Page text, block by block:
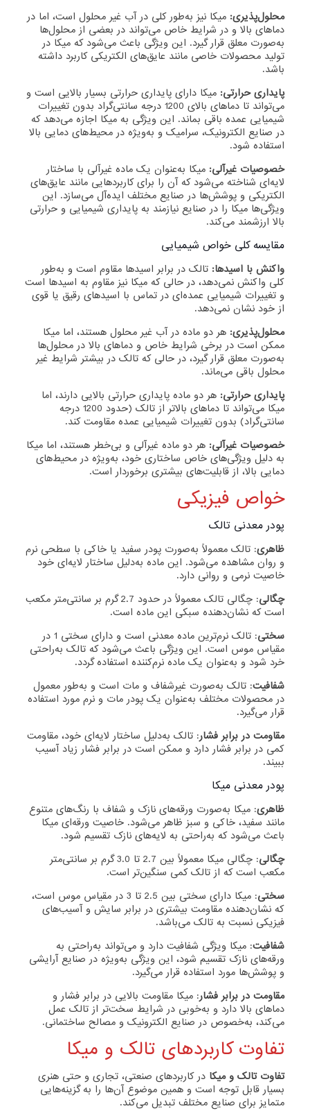
محلول‌پذیری: میکا نیز به‌طور کلی در آب غیر محلول است، اما در
دماهای بالا و در شرایط خاص می‌تواند در بعضی از محلول‌ها
به‌صورت معلق قرار گیرد. این ویژگی باعث می‌شود که میکا در
تولید محصولات خاصی مانند عایق‌های الکتریکی کاربرد داشته
باشد.
پایداری حرارتی: میکا دارای پایداری حرارتی بسیار بالایی است و
می‌تواند تا دماهای بالای 1200 درجه سانتی‌گراد بدون تغییرات
شیمیایی عمده باقی بماند. این ویژگی به میکا اجازه می‌دهد که
در صنایع الکترونیک، سرامیک و به‌ویژه در محیط‌های دمایی بالا
استفاده شود.
خصوصیات غیرآلی: میکا به‌عنوان یک ماده غیرآلی با ساختار
لایه‌ای شناخته می‌شود که آن را برای کاربردهایی مانند عایق‌های
الکتریکی و پوشش‌ها در صنایع مختلف ایده‌آل می‌سازد. این
ویژگی‌ها میکا را در صنایع نیازمند به پایداری شیمیایی و حرارتی
بالا ارزشمند می‌کند.
مقایسه کلی خواص شیمیایی
واکنش با اسیدها: تالک در برابر اسیدها مقاوم است و به‌طور
کلی واکنش نمی‌دهد، در حالی که میکا نیز مقاوم به اسیدها است
و تغییرات شیمیایی عمده‌ای در تماس با اسیدهای رقیق یا قوی
از خود نشان نمی‌دهد.
محلول‌پذیری: هر دو ماده در آب غیر محلول هستند، اما میکا
ممکن است در برخی شرایط خاص و دماهای بالا در محلول‌ها
به‌صورت معلق قرار گیرد، در حالی که تالک در بیشتر شرایط غیر
محلول باقی می‌ماند.
پایداری حرارتی: هر دو ماده پایداری حرارتی بالایی دارند، اما
میکا می‌تواند تا دماهای بالاتر از تالک (حدود 1200 درجه
سانتی‌گراد) بدون تغییرات شیمیایی عمده مقاومت کند.
خصوصیات غیرآلی: هر دو ماده غیرآلی و بی‌خطر هستند، اما میکا
به دلیل ویژگی‌های خاص ساختاری خود، به‌ویژه در محیط‌های
دمایی بالا، از قابلیت‌های بیشتری برخوردار است.
خواص فیزیکی
پودر معدنی تالک
ظاهری: تالک معمولاً به‌صورت پودر سفید یا خاکی با سطحی نرم
و روان مشاهده می‌شود. این ماده به‌دلیل ساختار لایه‌ای خود
خاصیت نرمی و روانی دارد.
چگالی
: چگالی تالک معمولاً در حدود 2.7 گرم بر سانتی‌متر مکعب
است که نشان‌دهنده سبکی این ماده است.
سختی
: تالک نرم‌ترین ماده معدنی است و دارای سختی 1 در
مقیاس موس است. این ویژگی باعث می‌شود که تالک به‌راحتی
خرد شود و به‌عنوان یک ماده نرم‌کننده استفاده گردد.
شفافیت: تالک به‌صورت غیرشفاف و مات است و به‌طور معمول
در محصولات مختلف به‌عنوان یک پودر مات و نرم مورد استفاده
قرار می‌گیرد.
مقاومت در برابر فشار: تالک به‌دلیل ساختار لایه‌ای خود، مقاومت
کمی در برابر فشار دارد و ممکن است در برابر فشار زیاد آسیب
ببیند.
پودر معدنی میکا
ظاهری: میکا به‌صورت ورقه‌های نازک و شفاف با رنگ‌های متنوع
مانند سفید، خاکی و سبز ظاهر می‌شود. خاصیت ورقه‌ای میکا
باعث می‌شود که به‌راحتی به لایه‌های نازک تقسیم شود.
چگالی
: چگالی میکا معمولاً بین 2.7 تا 3.0 گرم بر سانتی‌متر
مکعب است که از تالک کمی سنگین‌تر است.
سختی
: میکا دارای سختی بین 2.5 تا 3 در مقیاس موس است،
که نشان‌دهنده مقاومت بیشتری در برابر سایش و آسیب‌های
فیزیکی نسبت به تالک می‌باشد.
شفافیت: میکا ویژگی شفافیت دارد و می‌تواند به‌راحتی به
ورقه‌های نازک تقسیم شود، این ویژگی به‌ویژه در صنایع آرایشی
و پوشش‌ها مورد استفاده قرار می‌گیرد.
مقاومت در برابر فشار: میکا مقاومت بالایی در برابر فشار و
دماهای بالا دارد و به‌خوبی در شرایط سخت‌تر از تالک عمل
می‌کند، به‌خصوص در صنایع الکترونیک و مصالح ساختمانی.
تفاوت کاربردهای تالک و میکا
تفاوت تالک و میکا در کاربردهای صنعتی، تجاری و حتی هنری
بسیار قابل توجه است و همین موضوع آن‌ها را به گزینه‌هایی
متمایز برای صنایع مختلف تبدیل می‌کند.